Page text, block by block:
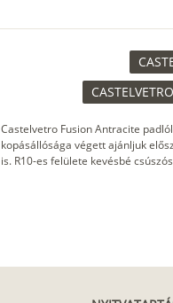
Castelvetro Fusion Antracite
kopásállósága végett ajánljuk
is. R10-es felülete kevésbé